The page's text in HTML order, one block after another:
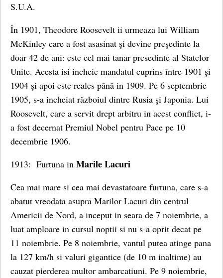
S.U.A.
În 1901, Theodore Roosevelt ii urmeaza lui William
McKinley care a fost asasinat şi devine preşedinte la
doar 42 de ani: este cel mai tanar presedinte al Statelor
Unite. Acesta isi incheie mandatul cuprins între 1901 şi
1904 şi apoi este reales până in 1909. Pe 6 septembrie
1905, s-a incheiat războiul dintre Rusia şi Japonia. Lui
Roosevelt, care a servit drept arbitru in acest conflict, i-
a fost decernat Premiul Nobel pentru Pace pe 10
decembrie 1906.
1913: Furtuna in Marile Lacuri
Cea mai mare si cea mai devastatoare furtuna, care s-a
abatut vreodata asupra Marilor Lacuri din centrul
Americii de Nord, a inceput in seara de 7 noiembrie, a
luat amploare in cursul noptii si nu s-a oprit decat pe
11 noiembrie. Pe 8 noiembrie, vantul putea atinge pana
la 127 km/h si valuri gigantice (de 10 m inaltime) au
cauzat pierderea multor ambarcatiuni. Pe 9 noiembrie,